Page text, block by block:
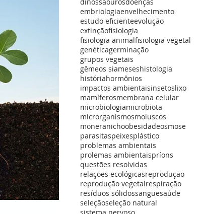
embriologiaenvelhecimento
estudo eficienteevolução
extinçãofisiologia
fisiologia animalfisiologia vegetal
genéticagerminação
grupos vegetais
gêmeos siameseshistologia
históriahormônios
impactos ambientaisinsetoslixo
mamíferosmembrana celular
microbiologiamicrobiota
microrganismosmoluscos
moneranichoobesidadeosmose
parasitaspeixesplástico
problemas ambientais
prolemas ambientaispríons
questões resolvidas
relações ecológicasreprodução
reprodução vegetalrespiração
resíduos sólidossanguesaúde
seleçãoseleção natural